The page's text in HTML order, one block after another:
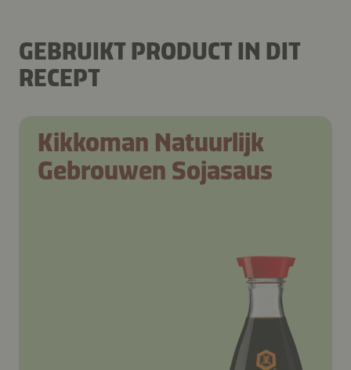
GEBRUIKT PRODUCT IN DIT
RECEPT
Kikkoman Natuurlijk
Gebrouwen Sojasaus